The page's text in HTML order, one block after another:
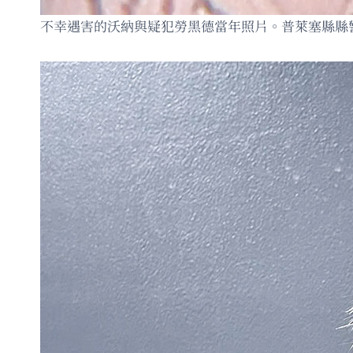
不幸遇害的沃納與疑犯勞黑德當年照片。普萊塞縣縣